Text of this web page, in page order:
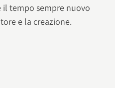
tempo sempre nuovo
e la creazione.